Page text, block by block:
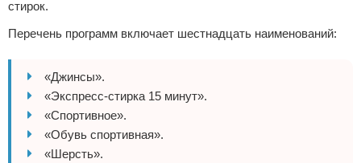
стирок.
Перечень программ включает шестнадцать наименований:
«Джинсы».
«Экспресс-стирка 15 минут».
«Спортивное».
«Обувь спортивная».
«Шерсть».